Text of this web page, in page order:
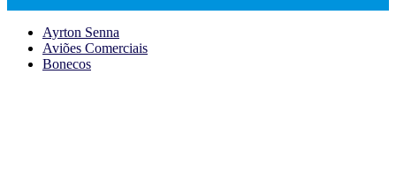
Ayrton Senna
Aviões Comerciais
Bonecos